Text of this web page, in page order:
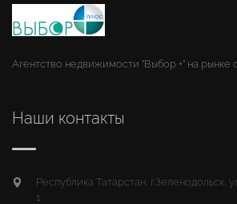
Агентство недвижимости "Выбор +" на рынке
Наши контакты
Республика Татарстан, г.Зеленодольск,
1